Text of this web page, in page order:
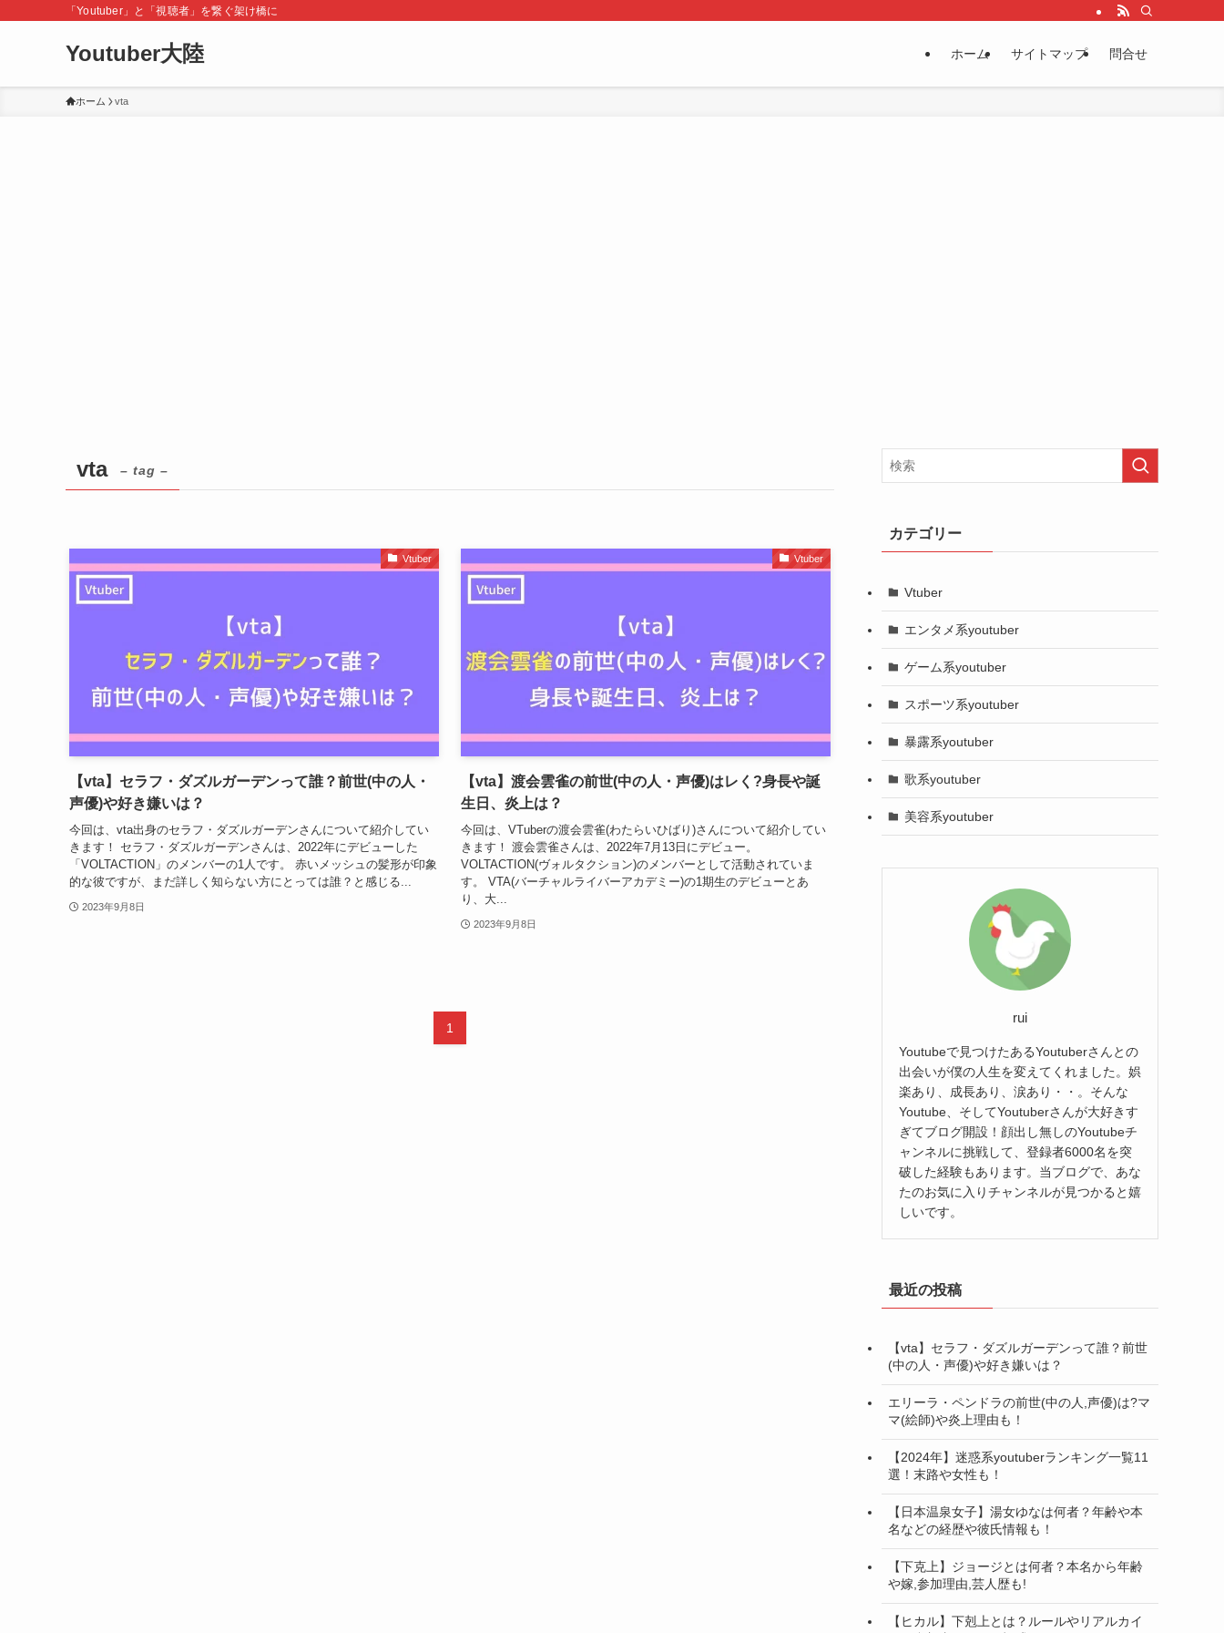
「Youtuber」と「視聴者」を繋ぐ架け橋に
Youtuber大陸 ホーム サイトマップ 問合せ
ホーム vta
vta – tag –
Vtuber
【vta】セラフ・ダズルガーデンって誰？前世(中の人・
声優)や好き嫌いは？
今回は、vta出身のセラフ・ダズルガーデンさんについて紹介してい
きます！ セラフ・ダズルガーデンさんは、2022年にデビューした
「VOLTACTION」のメンバーの1人です。 赤いメッシュの髪形が印象
的な彼ですが、まだ詳しく知らない方にとっては誰？と感じる...
2023年9月8日
Vtuber
【vta】渡会雲雀の前世(中の人・声優)はレく?身長や誕
生日、炎上は？
今回は、VTuberの渡会雲雀(わたらいひばり)さんについて紹介してい
きます！ 渡会雲雀さんは、2022年7月13日にデビュー。
VOLTACTION(ヴォルタクション)のメンバーとして活動されていま
す。 VTA(バーチャルライバーアカデミー)の1期生のデビューとあ
り、大...
2023年9月8日
1
カテゴリー
Vtuber
エンタメ系youtuber
ゲーム系youtuber
スポーツ系youtuber
暴露系youtuber
歌系youtuber
美容系youtuber
rui
Youtubeで見つけたあるYoutuberさんとの
出会いが僕の人生を変えてくれました。娯
楽あり、成長あり、涙あり・・。そんな
Youtube、そしてYoutuberさんが大好きす
ぎてブログ開設！顔出し無しのYoutubeチ
ャンネルに挑戦して、登録者6000名を突
破した経験もあります。当ブログで、あな
たのお気に入りチャンネルが見つかると嬉
しいです。
最近の投稿
【vta】セラフ・ダズルガーデンって誰？前世
(中の人・声優)や好き嫌いは？
エリーラ・ペンドラの前世(中の人,声優)は?マ
マ(絵師)や炎上理由も！
【2024年】迷惑系youtuberランキング一覧11
選！末路や女性も！
【日本温泉女子】湯女ゆなは何者？年齢や本
名などの経歴や彼氏情報も！
【下克上】ジョージとは何者？本名から年齢
や嫁,参加理由,芸人歴も!
【ヒカル】下剋上とは？ルールやリアルカイ